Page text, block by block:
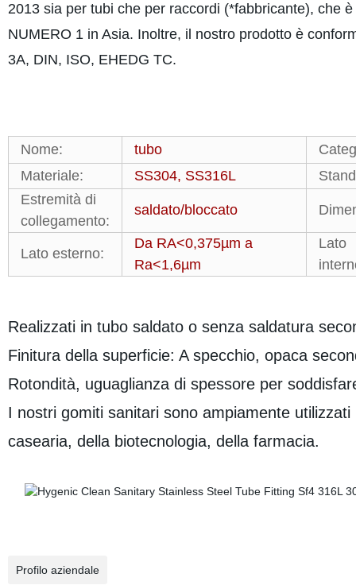
2013 sia per tubi che per raccordi (*fabbricante), che è
NUMERO 1 in Asia. Inoltre, il nostro prodotto è
3A, DIN, ISO, EHEDG TC.
Nome: tubo
Materiale:
SS304, SS316L
Estremità di
collegamento:
saldato/bloccato
Lato esterno:
Da RA<0,375µm a
Ra<1,6µm
Lato
Realizzati in tubo saldato o senza saldatura
Finitura della superficie: A specchio, opaca
Rotondità, uguaglianza di spessore per
I nostri gomiti sanitari sono ampiamente
casearia, della biotecnologia, della farmacia.
Profilo aziendale